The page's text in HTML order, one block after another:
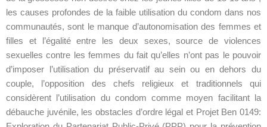
les causes profondes de la faible utilisation du condom dans nos
communautés, sont le manque d’autonomisation des femmes et
filles et l’égalité entre les deux sexes, source de violences
sexuelles contre les femmes du fait qu’elles n’ont pas le pouvoir
d’imposer l’utilisation du préservatif au sein ou en dehors du
couple, l’opposition des chefs religieux et traditionnels qui
considèrent l’utilisation du condom comme moyen facilitant la
débauche juvénile, les obstacles d’ordre légal et Projet Ben 0149: